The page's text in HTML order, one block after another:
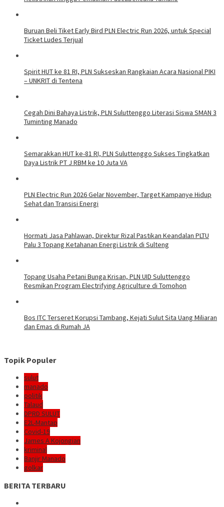
Buruan Beli Tiket Early Bird PLN Electric Run 2026, untuk Special
Ticket Ludes Terjual
Spirit HUT ke 81 RI, PLN Sukseskan Rangkaian Acara Nasional PIKI
– UNKRIT di Tentena
Cegah Dini Bahaya Listrik, PLN Suluttenggo Literasi Siswa SMAN 3
Tuminting Manado
Semarakkan HUT ke-81 RI, PLN Suluttenggo Sukses Tingkatkan
Daya Listrik PT J RBM ke 10 Juta VA
PLN Electric Run 2026 Gelar November, Target Kampanye Hidup
Sehat dan Transisi Energi
Hormati Jasa Pahlawan, Direktur Rizal Pastikan Keandalan PLTU
Palu 3 Topang Ketahanan Energi Listrik di Sulteng
Topang Usaha Petani Bunga Krisan, PLN UID Suluttenggo
Resmikan Program Electrifying Agriculture di Tomohon
Bos ITC Terseret Korupsi Tambang, Kejati Sulut Sita Uang Miliaran
dan Emas di Rumah JA
Topik Populer
sulut
manado
politik
Talaud
DPRD SULUT
E2L-Mantap
Covid-19
James A Kojongian
kriminal
Banjir Manado
golkar
BERITA TERBARU